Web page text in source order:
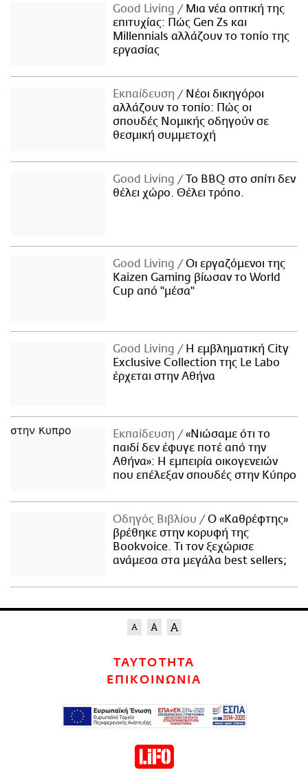
Good Living
Μια νέα οπτική της
επιτυχίας: Πώς Gen Zs και
Millennials αλλάζουν το τοπίο της
εργασίας
Εκπαίδευση
Νέοι δικηγόροι
αλλάζουν το τοπίο: Πώς οι
σπουδές Νομικής οδηγούν σε
θεσμική συμμετοχή
Good Living
Το BBQ στο σπίτι δεν
θέλει χώρο. Θέλει τρόπο.
Good Living
Οι εργαζόμενοι της
Kaizen Gaming βίωσαν το World
Cup από "μέσα"
Good Living
Η εμβληματική City
Exclusive Collection της Le Labo
έρχεται στην Αθήνα
Εκπαίδευση
«Νιώσαμε ότι το
παιδί δεν έφυγε ποτέ από την
Αθήνα»: Η εμπειρία οικογενειών
που επέλεξαν σπουδές στην Κύπρο
Οδηγός Βιβλίου
Ο «Καθρέφτης»
βρέθηκε στην κορυφή της
Bookvoice. Τι τον ξεχώρισε
ανάμεσα στα μεγάλα best sellers;
ΤΑΥΤΟΤΗΤΑ
ΕΠΙΚΟΙΝΩΝΙΑ